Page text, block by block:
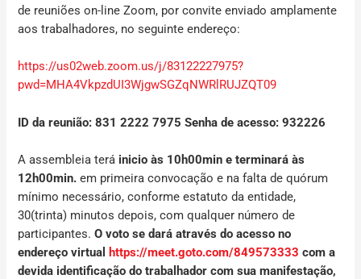
de reuniões on-line Zoom, por convite enviado amplamente
aos trabalhadores, no seguinte endereço:
https://us02web.zoom.us/j/83122227975?
pwd=MHA4VkpzdUI3WjgwSGZqNWRlRUJZQT09
ID da reunião: 831 2222 7975 Senha de acesso: 932226
A assembleia terá inicio às 10h00min e terminará às
12h00min. em primeira convocação e na falta de quórum
mínimo necessário, conforme estatuto da entidade,
30(trinta) minutos depois, com qualquer número de
participantes.O voto se dará através do acesso no
endereço virtual https://meet.goto.com/849573333 com a
devida identificação do trabalhador com sua manifestação,